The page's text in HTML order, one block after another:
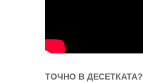
ТОЧНО В ДЕСЕТКАТА?